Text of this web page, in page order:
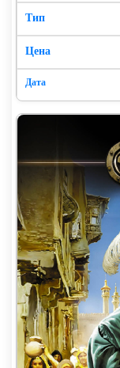
десять-
максимально
интересные
психиатр?
уже я не
слова друг
облекаем в
словами
Поэтому не
Легко ему
экспромтом? С
что
энтузиазм.